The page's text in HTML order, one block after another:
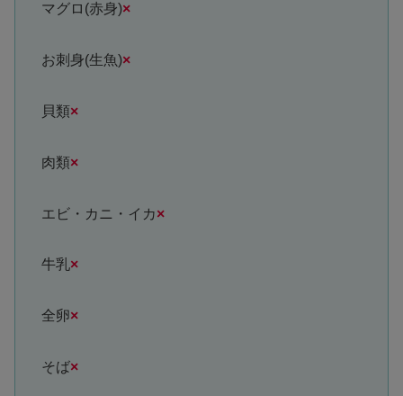
マグロ(赤身)×
お刺身(生魚)×
貝類×
肉類×
エビ・カニ・イカ×
牛乳×
全卵×
そば×